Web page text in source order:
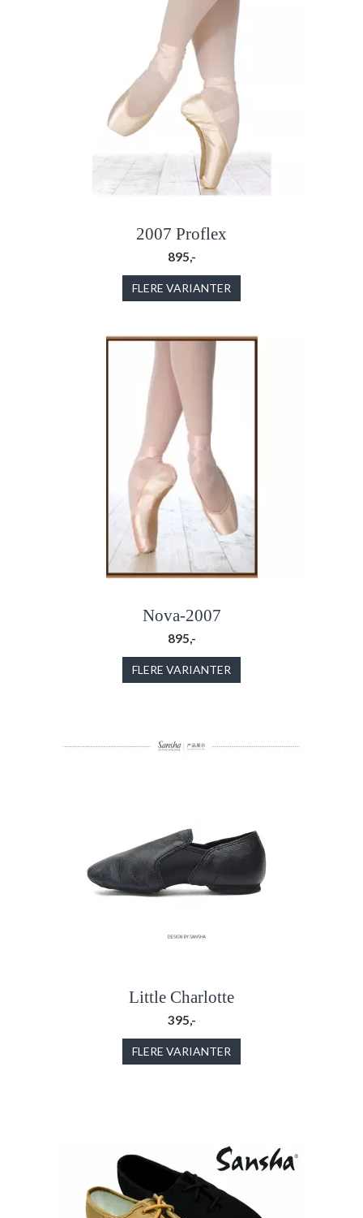
2007 Proflex
895,-
FLERE VARIANTER
Nova-2007
895,-
FLERE VARIANTER
Little Charlotte
395,-
FLERE VARIANTER